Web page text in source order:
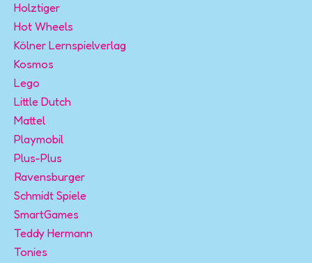
Holztiger
Hot Wheels
Kölner Lernspielverlag
Kosmos
Lego
Little Dutch
Mattel
Playmobil
Plus-Plus
Ravensburger
Schmidt Spiele
SmartGames
Teddy Hermann
Tonies